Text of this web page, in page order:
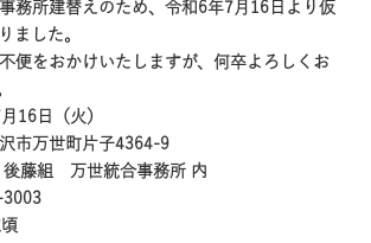
務所建替えのため、令和6年7月16日より仮
ました。
便をおかけいたしますが、何卒よろしくお
16日（火）
市万世町片子4364-9
組 万世統合事務所 内